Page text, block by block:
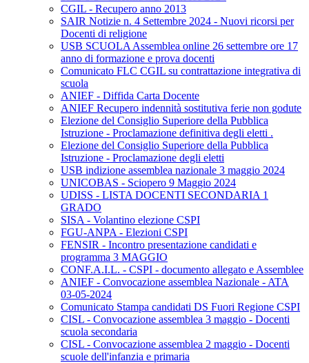
CGIL - Recupero anno 2013
SAIR Notizie n. 4 Settembre 2024 - Nuovi ricorsi per
Docenti di religione
USB SCUOLA Assemblea online 26 settembre ore 17
anno di formazione e prova docenti
Comunicato FLC CGIL su contrattazione integrativa di
scuola
ANIEF - Diffida Carta Docente
ANIEF Recupero indennità sostitutiva ferie non godute
Elezione del Consiglio Superiore della Pubblica
Istruzione - Proclamazione definitiva degli eletti .
Elezione del Consiglio Superiore della Pubblica
Istruzione - Proclamazione degli eletti
USB indizione assemblea nazionale 3 maggio 2024
UNICOBAS - Sciopero 9 Maggio 2024
UDISS - LISTA DOCENTI SECONDARIA 1
GRADO
SISA - Volantino elezione CSPI
FGU-ANPA - Elezioni CSPI
FENSIR - Incontro presentazione candidati e
programma 3 MAGGIO
CONF.A.I.L. - CSPI - documento allegato e Assemblee
ANIEF - Convocazione assemblea Nazionale - ATA
03-05-2024
Comunicato Stampa candidati DS Fuori Regione CSPI
CISL - Convocazione assemblea 3 maggio - Docenti
scuola secondaria
CISL - Convocazione assemblea 2 maggio - Docenti
scuole dell'infanzia e primaria